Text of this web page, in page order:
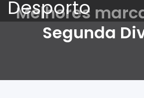
Melhores
Segunda